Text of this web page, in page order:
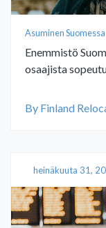
Asuminen Suomessa
Enemmistö
osaajista
By Finland
heinäkuuta 31,